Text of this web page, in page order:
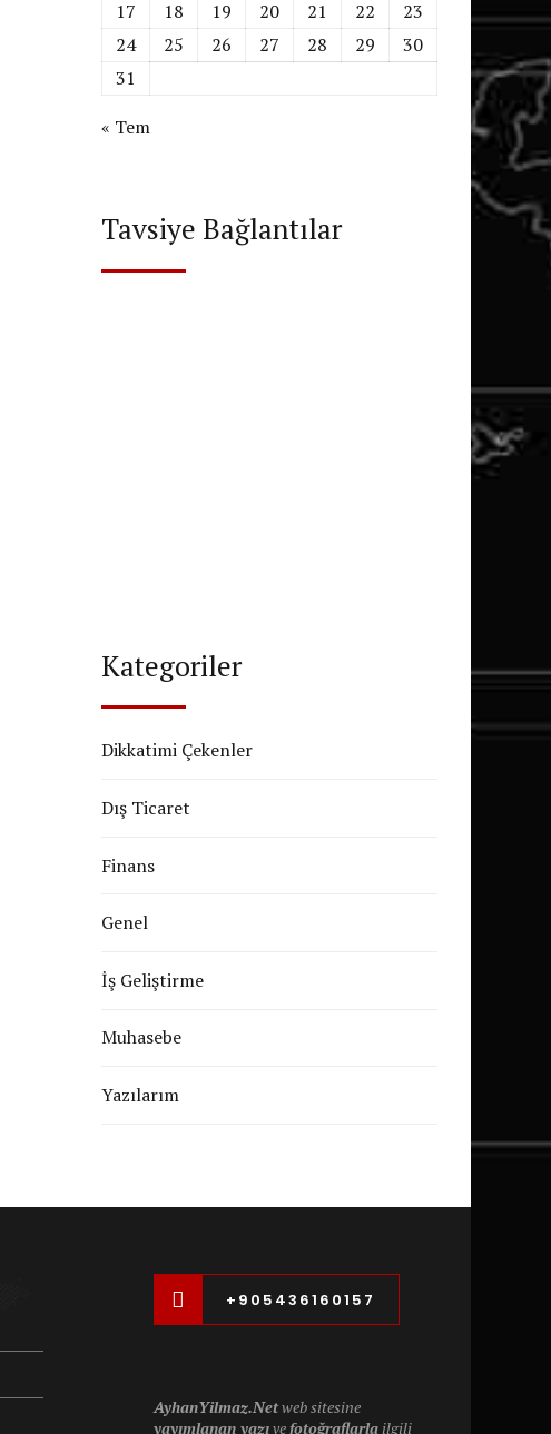
17
18 19 20 21 22
23
24
25 26 27 28 29
30
31
« Tem
Tavsiye Bağlantılar
Kategoriler
Dikkatimi Çekenler
Dış Ticaret
Finans
Genel
İş Geliştirme
Muhasebe
Yazılarım
+905436160157
AyhanYilmaz.Netweb sitesine
yayımlanan yazıvefotoğraflarla ilgili